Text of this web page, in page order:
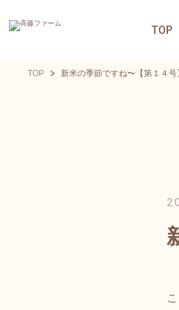
TOP
TOP 新米の季節ですね〜【第１４号